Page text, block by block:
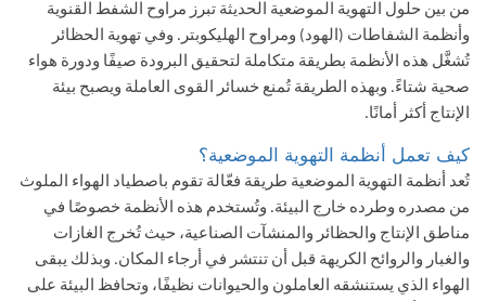
من بين حلول التهوية الموضعية الحديثة تبرز مراوح الشفط القنوية
وأنظمة الشفاطات (الهود) ومراوح الهليكوبتر. وفي تهوية الحظائر
تُشغَّل هذه الأنظمة بطريقة متكاملة لتحقيق البرودة صيفًا ودورة هواء
صحية شتاءً. وبهذه الطريقة تُمنع خسائر القوى العاملة ويصبح بيئة
الإنتاج أكثر أمانًا.
كيف تعمل أنظمة التهوية الموضعية؟
تُعد أنظمة التهوية الموضعية طريقة فعّالة تقوم باصطياد الهواء الملوث
من مصدره وطرده خارج البيئة. وتُستخدم هذه الأنظمة خصوصًا في
مناطق الإنتاج والحظائر والمنشآت الصناعية، حيث تُخرج الغازات
والغبار والروائح الكريهة قبل أن تنتشر في أرجاء المكان. وبذلك يبقى
الهواء الذي يستنشقه العاملون والحيوانات نظيفًا، وتحافظ البيئة على